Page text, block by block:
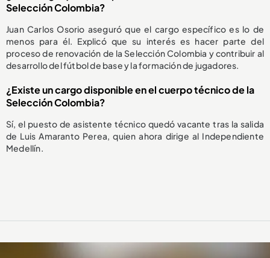
Selección Colombia?
Juan Carlos Osorio aseguró que el cargo específico es lo de
menos para él. Explicó que su interés es hacer parte del
proceso de renovación de la Selección Colombia y contribuir al
desarrollo del fútbol de base y la formación de jugadores.
¿Existe un cargo disponible en el cuerpo técnico de la
Selección Colombia?
Sí, el puesto de asistente técnico quedó vacante tras la salida
de Luis Amaranto Perea, quien ahora dirige al Independiente
Medellín.